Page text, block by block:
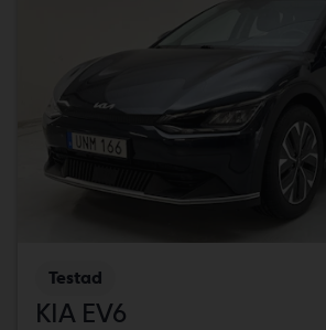
Testad
KIA EV6